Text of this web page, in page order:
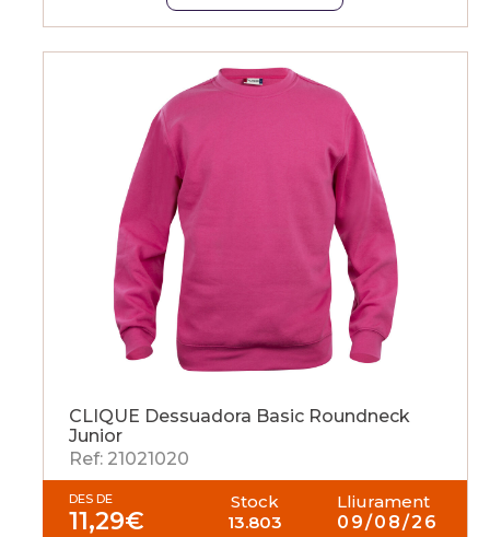
CLIQUE Dessuadora Basic Roundneck
Junior
Ref: 21021020
DES DE
11,29€
Stock
13.803
Lliurament
09/08/26